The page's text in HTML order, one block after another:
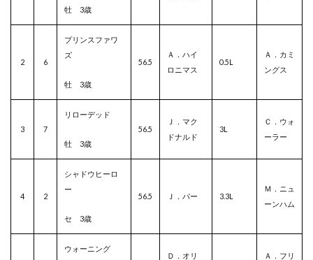
牡 3歳
2 6
プリンスファワ
ズ
牡 3歳
56.5
Ａ．ハイ
ロニマス
0.5L
Ａ．カミ
ングス
3 7
リローデッド
牡 3歳
56.5
Ｊ．マク
ドナルド
3L
Ｃ．ウォ
ーラー
4 2
シャドウヒーロ
ー
セ 3歳
56.5 Ｊ．パー 3.3L
Ｍ．ニュ
ーンハム
ウォーニング
Ｄ．オリ
Ａ．フリ